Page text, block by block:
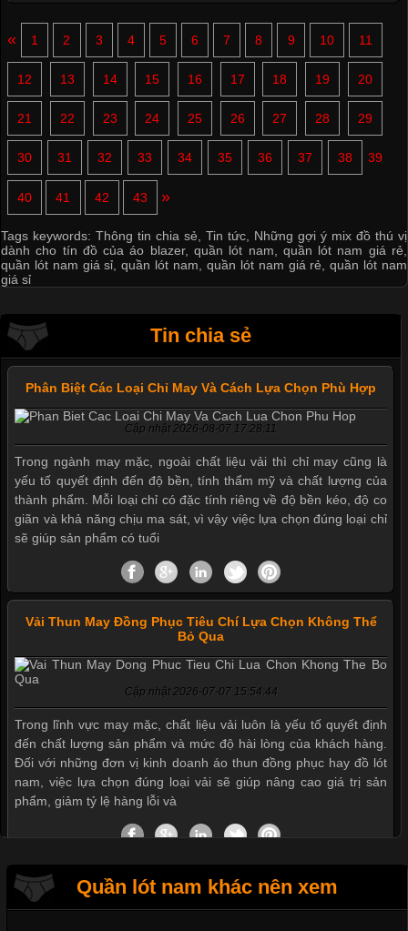
« 1 2 3 4 5 6 7 8 9 10 11
12 13 14 15 16 17 18 19 20
21 22 23 24 25 26 27 28 29
30 31 32 33 34 35 36 37 38 39
40 41 42 43 »
Tags keywords: Thông tin chia sẻ Tin tức
Những gợi ý mix đồ thú vị
dành cho tín đồ của áo blazer,quần lót nam quần lót nam giá rẻ
quần lót nam giá sỉ ,quần lót nam quần lót nam giá rẻ ,quần lót nam
giá sỉ
Tin chia sẻ
Phân Biệt Các Loại Chỉ May Và Cách Lựa Chọn Phù Hợp
Cập nhật 2026-08-07 17:28:11
Trong ngành may mặc, ngoài chất liệu vải thì chỉ may cũng là
yếu tố quyết định đến độ bền, tính thẩm mỹ và chất lượng của
thành phẩm. Mỗi loại chỉ có đặc tính riêng về độ bền kéo, độ co
giãn và khả năng chịu ma sát, vì vậy việc lựa chọn đúng loại chỉ
sẽ giúp sản phẩm có tuổi
Vải Thun May Đồng Phục Tiêu Chí Lựa Chọn Không Thể
Bỏ Qua
Cập nhật 2026-07-07 15:54:44
Trong lĩnh vực may mặc, chất liệu vải luôn là yếu tố quyết định
đến chất lượng sản phẩm và mức độ hài lòng của khách hàng.
Đối với những đơn vị kinh doanh áo thun đồng phục hay đồ lót
nam, việc lựa chọn đúng loại vải sẽ giúp nâng cao giá trị sản
phẩm, giảm tỷ lệ hàng lỗi và
Tìm Hiểu Các Kiểu Cổ Áo Thun Được Ưa Chuộng Trong
Quần lót nam khác nên xem
Mẫu quần short quần lót nam nữ hè thu 2017
Thị hiều quần lót nam bơi lội nam và nữ 2017
Xu hướng thời trang trẻ và quần lót nam giá sỉ